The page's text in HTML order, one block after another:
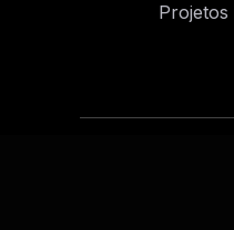
Projetos